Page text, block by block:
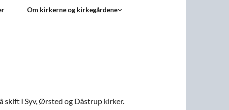
Om kirkerne og kirkegårdene
skift i Syv, Ørsted og Dåstrup kirker.